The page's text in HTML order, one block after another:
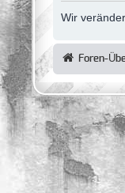
Wir
Foren-